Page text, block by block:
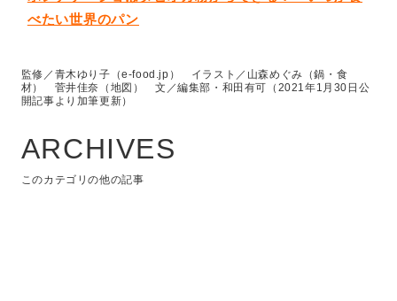
べたい世界のパン
監修／青木ゆり子（e-food.jp） イラスト／山森めぐみ（鍋・食
材） 菅井佳奈（地図） 文／編集部・和田有可（2021年1月30日公
開記事より加筆更新）
ARCHIVES
このカテゴリの他の記事